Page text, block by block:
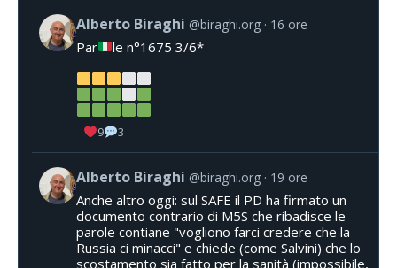
Alberto Biraghi @biraghi.org 16 ore
Par le n°1675 3/6*
9 3
Alberto Biraghi @biraghi.org 19 ore
Anche altro oggi: sul SAFE il PD ha firmato un
documento contrario di M5S che ribadisce le
parole contiane "vogliono farci credere che la
Russia ci minacci" e chiede (come Salvini) che lo
scostamento sia fatto per la sanità (impossibile,